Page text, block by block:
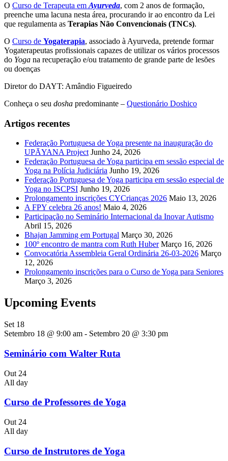
O Curso de Terapeuta em Ayurveda, com 2 anos de formação,
preenche uma lacuna nesta área, procurando ir ao encontro da Lei
que regulamenta as Terapias Não Convencionais (TNCs).
O Curso de Yogaterapia, associado à Ayurveda, pretende formar
Yogaterapeutas profissionais capazes de utilizar os vários processos
do Yoga na recuperação e/ou tratamento de grande parte de lesões
ou doenças
Diretor do DAYT: Amândio Figueiredo
Conheça o seu dosha predominante – Questionário Doshico
Artigos recentes
Federação Portuguesa de Yoga presente na inauguração do
UPĀYANA Project Junho 24, 2026
Federação Portuguesa de Yoga participa em sessão especial de
Yoga na Polícia Judiciária Junho 19, 2026
Federação Portuguesa de Yoga participa em sessão especial de
Yoga no ISCPSI Junho 19, 2026
Prolongamento inscrições CYCrianças 2026 Maio 13, 2026
A FPY celebra 26 anos! Maio 4, 2026
Participação no Seminário Internacional da Inovar Autismo
Abril 15, 2026
Bhajan Jamming em Portugal Março 30, 2026
100º encontro de mantra com Ruth Huber Março 16, 2026
Convocatória Assembleia Geral Ordinária 26-03-2026 Março
12, 2026
Prolongamento inscrições para o Curso de Yoga para Seniores
Março 3, 2026
Upcoming Events
Set 18
Setembro 18 @ 9:00 am - Setembro 20 @ 3:30 pm
Seminário com Walter Ruta
Out 24
All day
Curso de Professores de Yoga
Out 24
All day
Curso de Instrutores de Yoga